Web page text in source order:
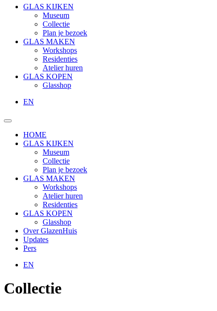
GLAS KIJKEN
Museum
Collectie
Plan je bezoek
GLAS MAKEN
Workshops
Residenties
Atelier huren
GLAS KOPEN
Glasshop
EN
HOME
GLAS KIJKEN
Museum
Collectie
Plan je bezoek
GLAS MAKEN
Workshops
Atelier huren
Residenties
GLAS KOPEN
Glasshop
Over GlazenHuis
Updates
Pers
EN
Collectie